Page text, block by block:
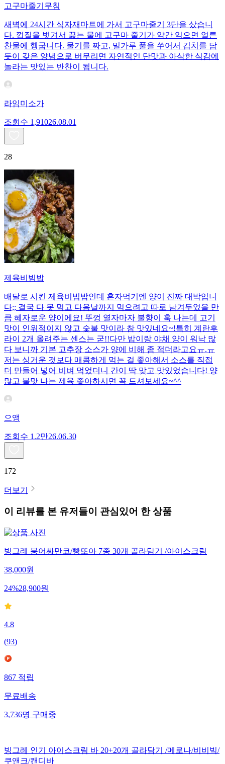
고구마줄기무침
새벽에 24시간 식자재마트에 가서 고구마줄기 3단을 샀습니
다. 껍질을 벗겨서 끓는 물에 고구마 줄기가 약간 익으면 얼른
찬물에 헹굽니다. 물기를 짜고, 밀가루 풀을 쑤어서 김치를 담
듯이 갖은 양념으로 버무리면 자연적인 단맛과 아삭한 식감에
놀라는 맛있는 반찬이 됩니다.
라임미소가
조회수 1,91026.08.01
28
제육비빔밥
배달로 시킨 제육비빔밥인데 혼자먹기엔 양이 진짜 대박입니
다;; 결국 다 못 먹고 다음날까지 먹으려고 따로 남겨두었을 만
큼 혜자로운 양이에요! 뚜껑 열자마자 불향이 훅 나는데 고기
맛이 인위적이지 않고 숯불 맛이라 참 맛있네요~!특히 계란후
라이 2개 올려주는 센스는 굳!! ​다만 밥이랑 야채 양이 워낙 많
다 보니까 기본 고추장 소스가 양에 비해 좀 적더라고요ㅠ.ㅠ
저는 싱거운 것보다 매콤하게 먹는 걸 좋아해서 소스를 직접
더 만들어 넣어 비벼 먹었더니 간이 딱 맞고 맛있었습니다! 양
많고 불맛 나는 제육 좋아하시면 꼭 드셔보세요~^^
으앵
조회수 1.2만26.06.30
172
더보기
이 리뷰를 본 유저들이 관심있어 한 상품
빙그레 붕어싸만코/빵또아 7종 30개 골라담기 /아이스크림
38,000원
24%28,900원
4.8
(93)
867 적립
무료배송
3,736명 구매중
빙그레 인기 아이스크림 바 20+20개 골라담기 /메로나/비비빅/
쿠앤크/캔디바